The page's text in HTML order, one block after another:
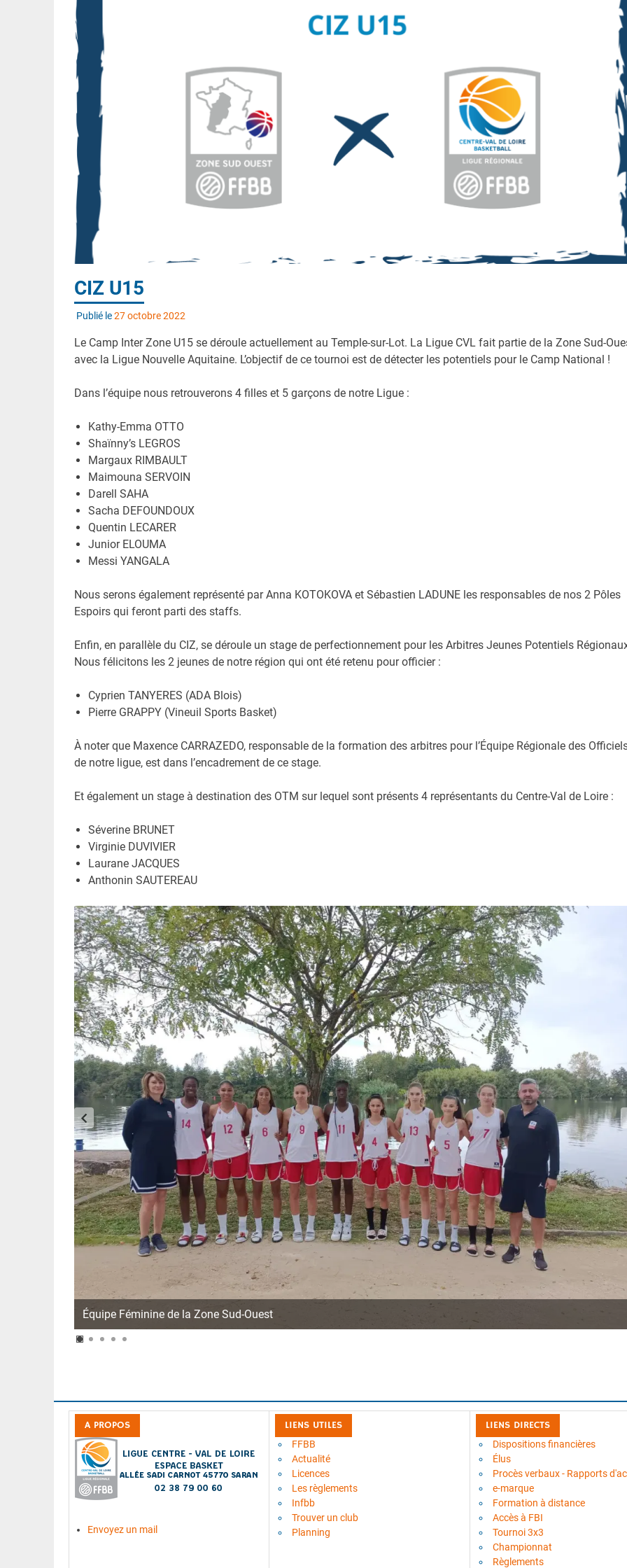
CIZ U15
Publié le27 octobre 2022
Le Camp Inter Zone U15 se déroule actuellement au Temple-sur-Lot. La Ligue CVL fait partie de la Zone Sud-
avec la Ligue Nouvelle Aquitaine. L’objectif de ce tournoi est de détecter les potentiels pour le Camp National !
Dans l’équipe nous retrouverons 4 filles et 5 garçons de notre Ligue :
Kathy-Emma OTTO
Shaïnny’s LEGROS
Margaux RIMBAULT
Maimouna SERVOIN
Darell SAHA
Sacha DEFOUNDOUX
Quentin LECARER
Junior ELOUMA
Messi YANGALA
Nous serons également représenté par Anna KOTOKOVA et Sébastien LADUNE les responsables de nos 2 Pôles
Espoirs qui feront parti des staffs.
Enfin, en parallèle du CIZ, se déroule un stage de perfectionnement pour les Arbitres Jeunes Potentiels
Nous félicitons les 2 jeunes de notre région qui ont été retenu pour officier :
Cyprien TANYERES (ADA Blois)
Pierre GRAPPY (Vineuil Sports Basket)
À noter que Maxence CARRAZEDO, responsable de la formation des arbitres pour l’Équipe Régionale des
de notre ligue, est dans l’encadrement de ce stage.
Et également un stage à destination des OTM sur lequel sont présents 4 représentants du Centre-Val de Loire :
Séverine BRUNET
Virginie DUVIVIER
Laurane JACQUES
Anthonin SAUTEREAU
Équipe Féminine de la Zone Sud-Ouest
A PROPOS
Envoyez un mail
LIENS UTILES
FFBB
Actualité
Licences
Les règlements
Infbb
Trouver un club
Planning
LIENS DIRECTS
Dispositions financières
Élus
Procès verbaux - Rapports
e-marque
Formation à distance
Accès à FBI
Tournoi 3x3
Championnat
Règlements